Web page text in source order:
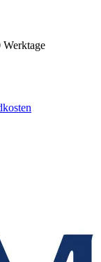
Werktage